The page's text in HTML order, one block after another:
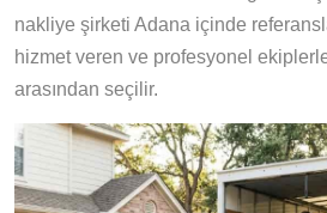
nakliye şirketi Adana içinde
hizmet veren ve profesyonel
arasından seçilir.